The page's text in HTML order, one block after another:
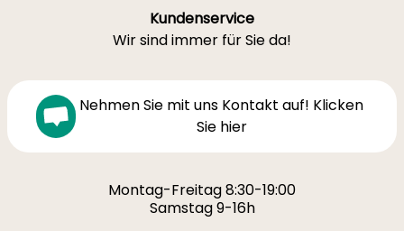
Kundenservice
Wir sind immer für Sie da!
Nehmen Sie mit uns Kontakt auf! Klicken
Sie hier
Montag-Freitag 8:30-19:00
Samstag 9-16h